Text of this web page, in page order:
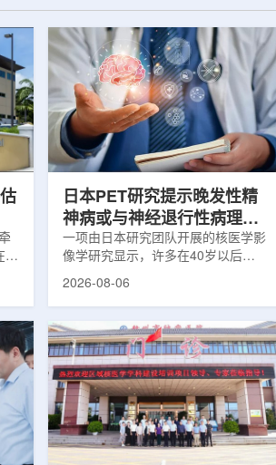
加
骚
组
部
能
日本PET研究提示晚发性精
神病或与神经退行性病理相
关
一项由日本研究团队开展的核医学影
像学研究显示，许多在40岁以后首
次出现幻觉、妄想等精神病性症状的
常沉积。研究纳入37名晚发性精神
病患者和47名年龄匹配的健康对照
者。研究人员采用淀粉样蛋白PET示
踪剂^11C-PiB，以及tau蛋白PET示
踪剂^18F-florzolotau，对受试者大
脑中的β-淀粉样蛋白和tau蛋白积累
情况进行评估。结果显示，晚发性精
2026-08-06